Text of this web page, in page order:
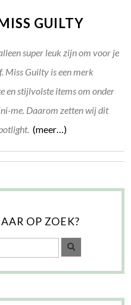
GUILTY
super leuk zijn om voor je
Miss Guilty is een merk
en stijlvolste items om onder
me. Daarom zetten wij dit
(meer…)
OP ZOEK?